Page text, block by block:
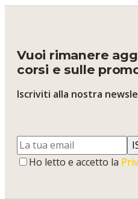
Vuoi rimanere
corsi e sulle
Iscriviti alla nostra
Ho letto e accetto la